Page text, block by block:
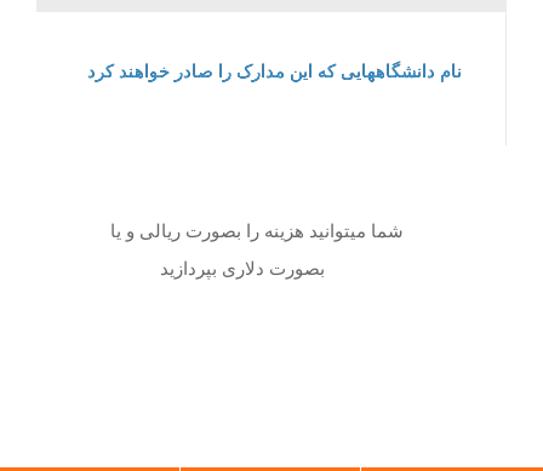
نام دانشگاههایی که این مدارک را صادر خواهند کرد
شما میتوانید هزینه را بصورت ریالی و یا
بصورت دلاری بپردازید